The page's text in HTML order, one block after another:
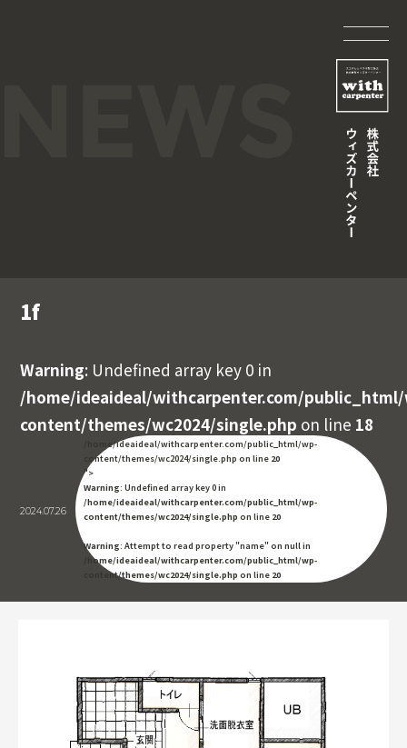
1f
Warning: Undefined array key 0 in
/home/ideaideal/withcarpenter.com/
content/themes/wc2024/single.php on line 18
2024.07.26
/home/ideaideal/withcarpenter.com/public_html/wp-
content/themes/wc2024/single.php on line 20
">
Warning: Undefined array key 0 in
/home/ideaideal/withcarpenter.com/public_html/wp-
content/themes/wc2024/single.php on line 20
Warning: Attempt to read property "name" on null in
/home/ideaideal/withcarpenter.com/public_html/wp-
content/themes/wc2024/single.php on line 20